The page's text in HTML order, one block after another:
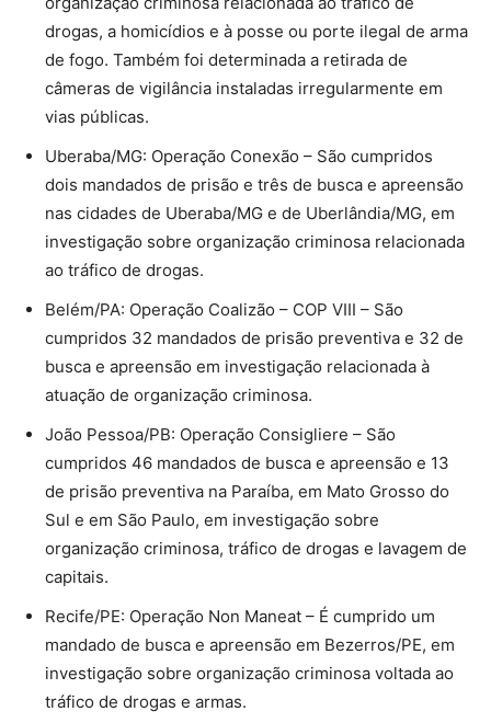
drogas, a homicídios e à posse ou porte ilegal de arma
de fogo. Também foi determinada a retirada de
câmeras de vigilância instaladas irregularmente em
vias públicas.
Uberaba/MG: Operação Conexão – São cumpridos
dois mandados de prisão e três de busca e apreensão
nas cidades de Uberaba/MG e de Uberlândia/MG, em
investigação sobre organização criminosa relacionada
ao tráfico de drogas.
Belém/PA: Operação Coalizão – COP VIII – São
cumpridos 32 mandados de prisão preventiva e 32 de
busca e apreensão em investigação relacionada à
atuação de organização criminosa.
João Pessoa/PB: Operação Consigliere – São
cumpridos 46 mandados de busca e apreensão e 13
de prisão preventiva na Paraíba, em Mato Grosso do
Sul e em São Paulo, em investigação sobre
organização criminosa, tráfico de drogas e lavagem de
capitais.
Recife/PE: Operação Non Maneat – É cumprido um
mandado de busca e apreensão em Bezerros/PE, em
investigação sobre organização criminosa voltada ao
tráfico de drogas e armas.